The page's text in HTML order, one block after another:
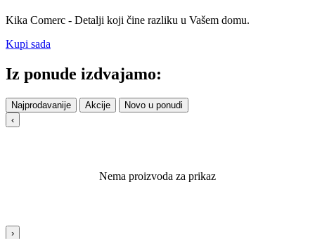
Kika Comerc - Detalji koji čine razliku u Vašem domu.
Kupi sada
Iz ponude izdvajamo:
Najprodavanije Akcije
Novo u ponudi
‹
Nema proizvoda za prikaz
›